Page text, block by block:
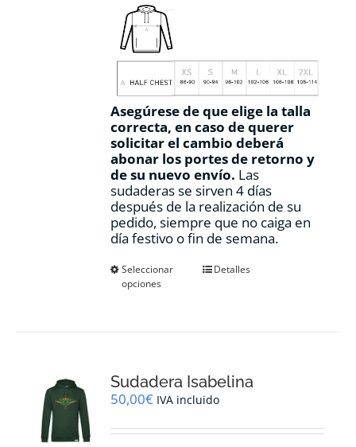
Asegúrese de que elige la talla
correcta, en caso de querer
solicitar el cambio deberá
abonar los portes de retorno y
de su nuevo envío. Las
sudaderas se sirven 4 días
después de la realización de su
pedido, siempre que no caiga en
día festivo o fin de semana.
Seleccionar
opciones
Este
se
pueden
en
Detalles
Sudadera Isabelina
50,00€ IVA incluido